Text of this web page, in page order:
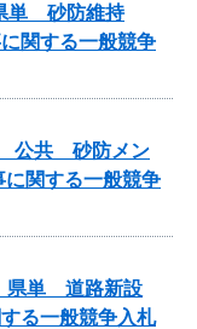
単 砂防維持
関する一般競争
公共 砂防メン
関する一般競争
県単 道路新設
る一般競争入札